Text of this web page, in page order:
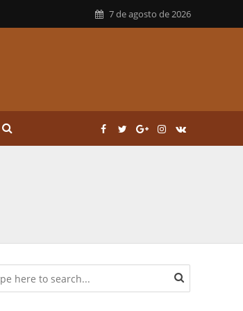
7 de agosto de 2026